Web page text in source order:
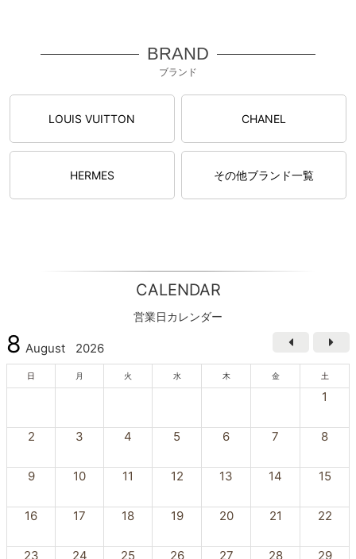
BRAND
ブランド
LOUIS VUITTON CHANEL
HERMES その他ブランド一覧
CALENDAR
営業日カレンダー
8 August 2026
日 月 火 水 木 金 土
1
2 3 4 5 6 7 8
9 10 11 12 13 14 15
16 17 18 19 20 21 22
23 24 25 26 27 28 29